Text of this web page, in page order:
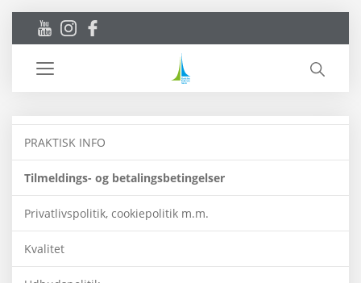
Toggle
PRAKTISK INFO
Tilmeldings- og betalingsbetingelser
Privatlivspolitik, cookiepolitik m.m.
Kvalitet